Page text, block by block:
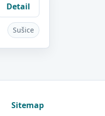
Detail
Sušice
Sitemap